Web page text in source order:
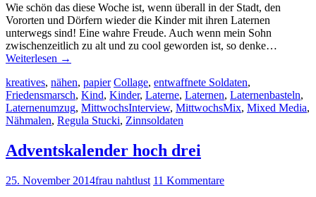
Wie schön das diese Woche ist, wenn überall in der Stadt, den
Vororten und Dörfern wieder die Kinder mit ihren Laternen
unterwegs sind! Eine wahre Freude. Auch wenn mein Sohn
zwischenzeitlich zu alt und zu cool geworden ist, so denke…
Weiterlesen →
kreatives, nähen, papier Collage, entwaffnete Soldaten,
Friedensmarsch, Kind, Kinder, Laterne, Laternen, Laternenbasteln,
Laternenumzug, MittwochsInterview, MittwochsMix, Mixed Media,
Nähmalen, Regula Stucki, Zinnsoldaten
Adventskalender hoch drei
25. November 2014frau nahtlust 11 Kommentare